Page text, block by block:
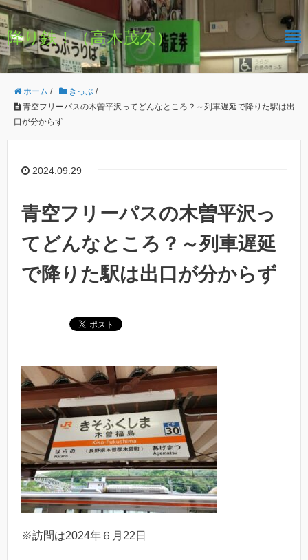
降り鉄！（高木茂久）
ホーム / きっぷ /
青空フリーパスの木曽平沢ってどんなところ？～列車遅延で降りた駅は出
口が分からず
2024.09.29
青空フリーパスの木曽平沢っ
てどんなところ？～列車遅延
で降りた駅は出口が分からず
※訪問は2024年６月22日